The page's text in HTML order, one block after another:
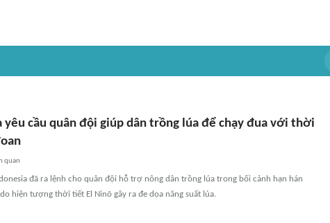
yêu cầu quân đội giúp dân trồng lúa để chạy đua với thời
quan
đã ra lệnh cho quân đội hỗ trợ nông dân trồng lúa trong bối cảnh hạn hán
hiện tượng thời tiết El Ninõ gây ra đe dọa năng suất lúa.